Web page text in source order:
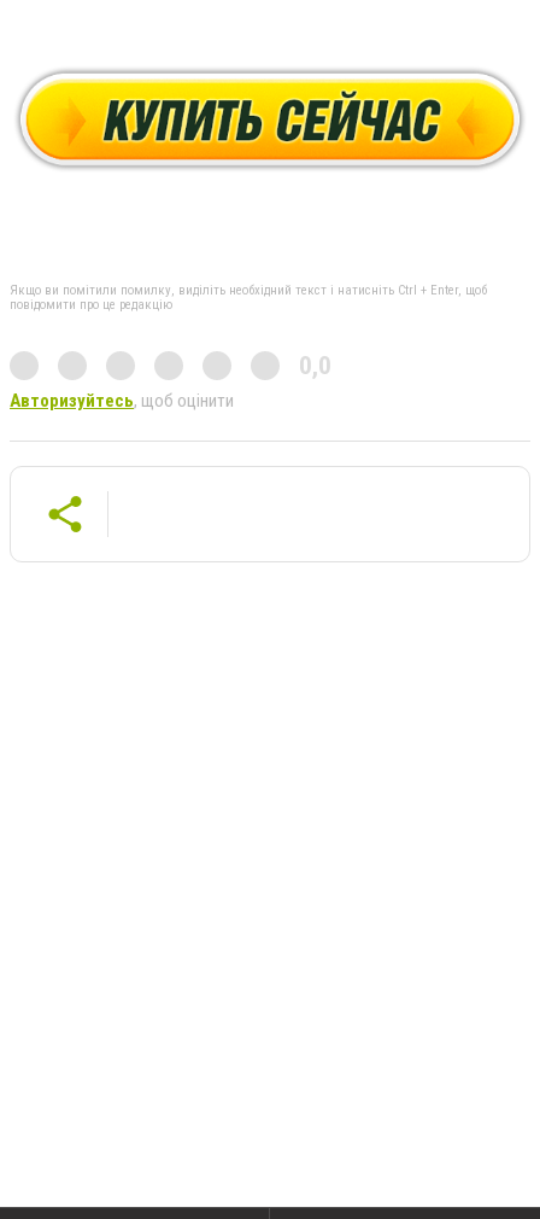
Якщо ви помітили помилку, виділіть необхідний текст і натисніть Ctrl + Enter, щоб
повідомити про це редакцію
0,0
Авторизуйтесь, щоб оцінити